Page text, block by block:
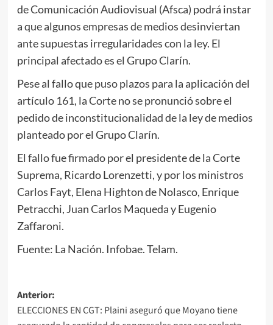
de Comunicación Audiovisual (Afsca) podrá instar
a que algunos empresas de medios desinviertan
ante supuestas irregularidades con la ley. El
principal afectado es el Grupo Clarín.
Pese al fallo que puso plazos para la aplicación del
artículo 161, la Corte no se pronunció sobre el
pedido de inconstitucionalidad de la ley de medios
planteado por el Grupo Clarín.
El fallo fue firmado por el presidente de la Corte
Suprema, Ricardo Lorenzetti, y por los ministros
Carlos Fayt, Elena Highton de Nolasco, Enrique
Petracchi, Juan Carlos Maqueda y Eugenio
Zaffaroni.
Fuente: La Nación. Infobae. Telam.
Navegación
de
Anterior:
ELECCIONES EN CGT: Plaini aseguró que Moyano tiene